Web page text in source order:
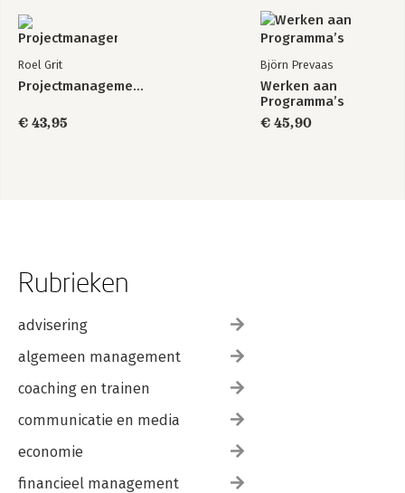
Roel Grit
Projectmanagement
€ 43,95
Björn Prevaas
Werken aan
Programma’s
€ 45,90
Rubrieken
advisering
algemeen management
coaching en trainen
communicatie en media
economie
financieel management